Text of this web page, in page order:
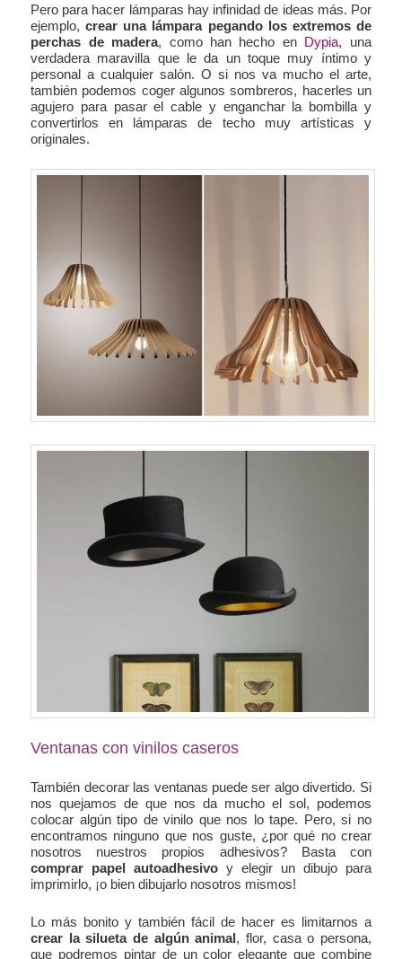
Pero para hacer lámparas hay infinidad de ideas más. Por
ejemplo,crear una lámpara pegando los extremos de
perchas de madera, como han hecho en Dypia, una
verdadera maravilla que le da un toque muy íntimo y
personal a cualquier salón. O si nos va mucho el arte,
también podemos coger algunos sombreros, hacerles un
agujero para pasar el cable y enganchar la bombilla y
convertirlos en lámparas de techo muy artísticas y
originales.
Ventanas con vinilos caseros
También decorar las ventanas puede ser algo divertido. Si
nos quejamos de que nos da mucho el sol, podemos
colocar algún tipo de vinilo que nos lo tape. Pero, si no
encontramos ninguno que nos guste, ¿por qué no crear
nosotros nuestros propios adhesivos? Basta con
comprar papel autoadhesivo y elegir un dibujo para
imprimirlo, ¡o bien dibujarlo nosotros mismos!
Lo más bonito y también fácil de hacer es limitarnos a
crear la silueta de algún animal, flor, casa o persona,
que podremos pintar de un color elegante que combine